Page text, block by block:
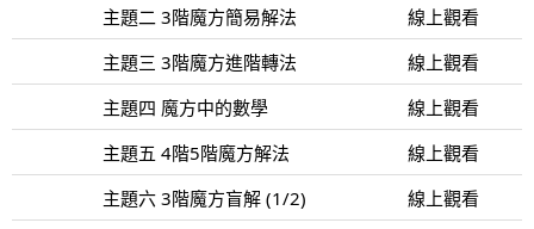
主題二 3階魔方簡易解法
線上觀看
主題三 3階魔方進階轉法
線上觀看
主題四 魔方中的數學
線上觀看
主題五 4階5階魔方解法
線上觀看
主題六 3階魔方盲解 (1/2)
線上觀看